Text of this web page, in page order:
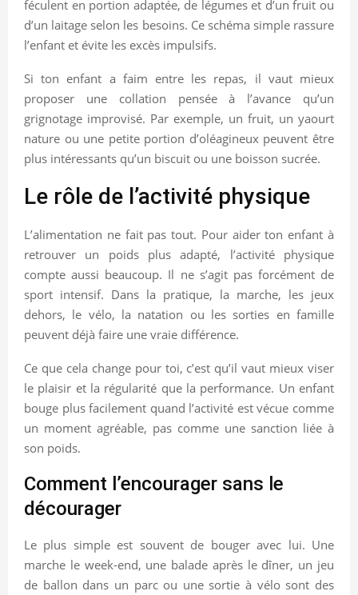
féculent en portion adaptée, de légumes et d’un fruit ou
d’un laitage selon les besoins. Ce schéma simple rassure
l’enfant et évite les excès impulsifs.
Si ton enfant a faim entre les repas, il vaut mieux
proposer une collation pensée à l’avance qu’un
grignotage improvisé. Par exemple, un fruit, un yaourt
nature ou une petite portion d’oléagineux peuvent être
plus intéressants qu’un biscuit ou une boisson sucrée.
Le rôle de l’activité physique
L’alimentation ne fait pas tout. Pour aider ton enfant à
retrouver un poids plus adapté, l’activité physique
compte aussi beaucoup. Il ne s’agit pas forcément de
sport intensif. Dans la pratique, la marche, les jeux
dehors, le vélo, la natation ou les sorties en famille
peuvent déjà faire une vraie différence.
Ce que cela change pour toi, c’est qu’il vaut mieux viser
le plaisir et la régularité que la performance. Un enfant
bouge plus facilement quand l’activité est vécue comme
un moment agréable, pas comme une sanction liée à
son poids.
Comment l’encourager sans le
décourager
Le plus simple est souvent de bouger avec lui. Une
marche le week-end, une balade après le dîner, un jeu
de ballon dans un parc ou une sortie à vélo sont des